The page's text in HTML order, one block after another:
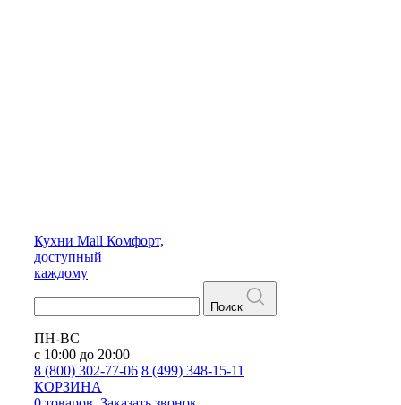
Кухни Mall Комфорт,
доступный
каждому
Поиск
ПН-ВС
с 10:00 до 20:00
8 (800) 302-77-06 8 (499) 348-15-11
КОРЗИНА